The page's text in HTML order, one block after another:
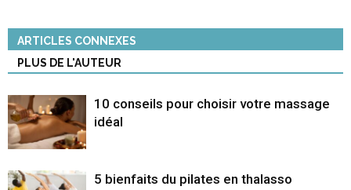
ARTICLES CONNEXES
PLUS DE L'AUTEUR
10 conseils pour choisir votre massage
idéal
5 bienfaits du pilates en thalasso